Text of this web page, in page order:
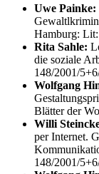
Uwe Painke:
Hamburg: Lit:
Rita Sahle:
die soziale
148/2001/
Wolfgang
Blätter der
Willi
per Internet.
148/2001/